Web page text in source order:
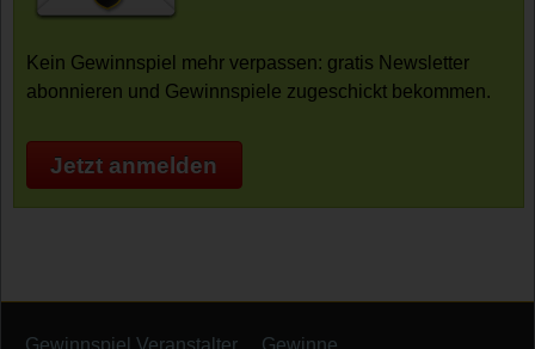
Kein Gewinnspiel mehr verpassen: gratis Newsletter
abonnieren und Gewinnspiele zugeschickt bekommen.
Jetzt anmelden